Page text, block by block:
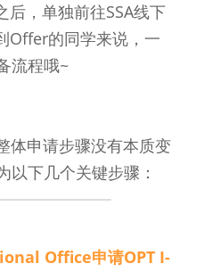
后，单独前往SSA线下
Offer的同学来说，一
流程哦~
体申请步骤没有本质变
以下几个关键步骤：
Office申请OPT I-